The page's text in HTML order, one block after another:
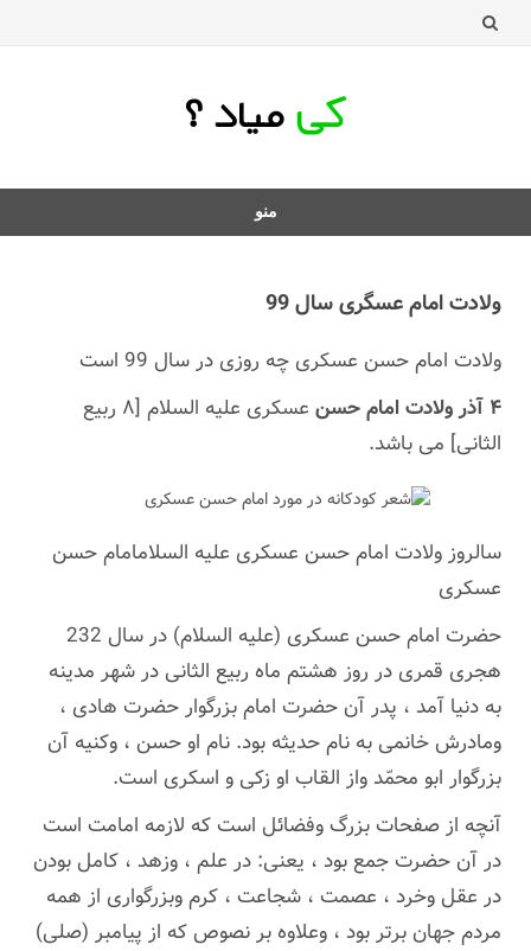
منو
مطلب
ولادت امام عسگری سال 99
ولادت امام حسن عسکری چه روزی در سال 99 است
۴ آذر ولادت امام حسن
عسکری علیه السلام [٨ ربیع
الثانی] می باشد.
سالروز ولادت امام حسن عسکری علیه السلامامام حسن
عسکرى
حضرت امام حسن عسکرى (علیه السلام) در سال 232
هجرى قمرى در روز هشتم ماه ربيع الثانى در شهر مدينه
به دنيا آمد ، پدر آن حضرت امام بزرگوار حضرت هادى ،
ومادرش خانمى به نام حدیثه بود. نام او حسن ، وكنیه آن
بزرگوار ابو محمّد واز القاب او زكی و اسكری است.
آنچه از صفحات بزرگ وفضائل است که لازمه امامت است
در آن حضرت جمع بود ، یعنى: در علم ، وزهد ، کامل بودن
در عقل وخرد ، عصمت ، شجاعت ، کرم وبزرگوارى از همه
مردم جهان برتر بود ، وعلاوه بر نصوص که از پیامبر (صلى)